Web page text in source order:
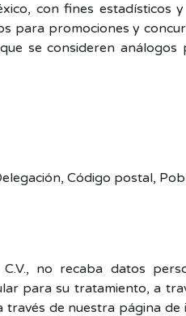
con fines
para promociones y
se consideren
Código postal,
C.V., no recaba datos
para su tratamiento, a
de nuestra página